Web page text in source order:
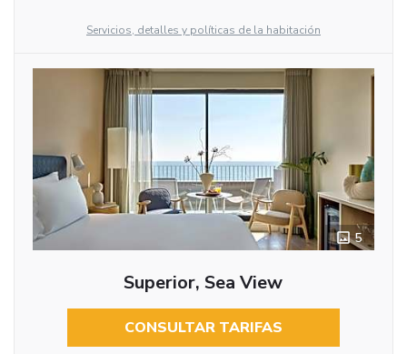
Servicios, detalles y políticas de la habitación
5
Superior, Sea View
CONSULTAR TARIFAS